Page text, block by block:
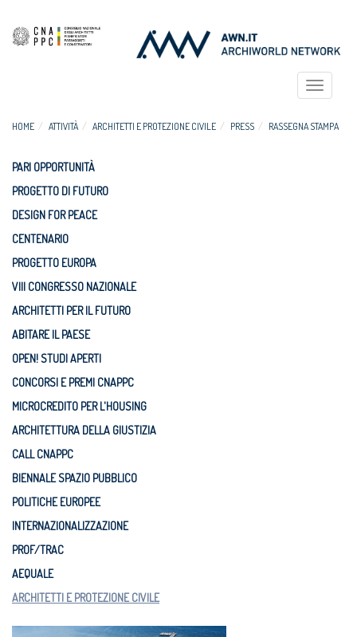
Toggle
HOME ATTIVITÀ ARCHITETTI E PROTEZIONE CIVILE PRESS RASSEGNA STAMPA
PARI OPPORTUNITÀ
PROGETTO DI FUTURO
DESIGN FOR PEACE
CENTENARIO
PROGETTO EUROPA
VIII CONGRESSO NAZIONALE
ARCHITETTI PER IL FUTURO
ABITARE IL PAESE
OPEN! STUDI APERTI
CONCORSI E PREMI CNAPPC
MICROCREDITO PER L'HOUSING
ARCHITETTURA DELLA GIUSTIZIA
CALL CNAPPC
BIENNALE SPAZIO PUBBLICO
POLITICHE EUROPEE
INTERNAZIONALIZZAZIONE
PROF/TRAC
AEQUALE
ARCHITETTI E PROTEZIONE CIVILE